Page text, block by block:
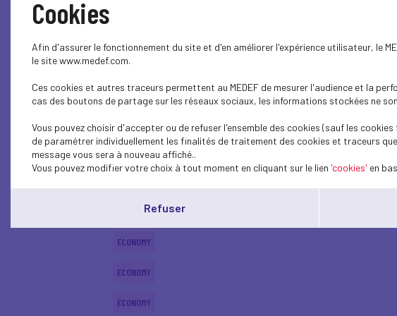
ECONOMY
ECONOMY
ECONOMY
ECONOMY
ECONOMY
ECONOMY
ECONOMY
Cookies
Afin d'assurer le fonctionnement du site et d'en améliorer l'expérience utilisateur, le
le site www.medef.com.
Ces cookies et autres traceurs permettent au MEDEF de mesurer l'audience et la
cas des boutons de partage sur les réseaux sociaux, les informations stockées ne
Vous pouvez choisir d'accepter ou de refuser l'ensemble des cookies (sauf les
de paramétrer individuellement les finalités de traitement des cookies et traceurs
message vous sera à nouveau affiché..
Vous pouvez modifier votre choix à tout moment en cliquant sur le lien 'cookies' en
Refuser